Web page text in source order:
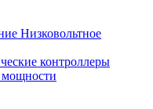
Низковольтное
контроллеры
мощности